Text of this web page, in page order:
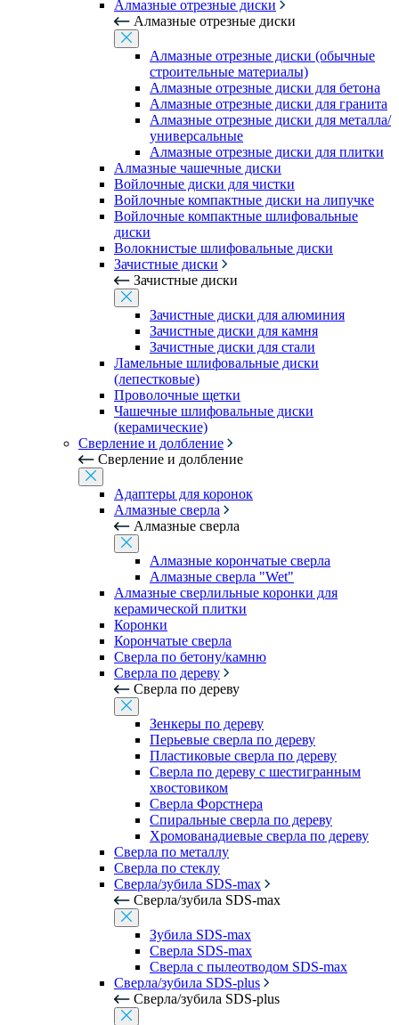
Алмазные отрезные диски
Алмазные отрезные диски
Алмазные отрезные диски (обычные
строительные материалы)
Алмазные отрезные диски для бетона
Алмазные отрезные диски для гранита
Алмазные отрезные диски для металла/
универсальные
Алмазные отрезные диски для плитки
Алмазные чашечные диски
Войлочные диски для чистки
Войлочные компактные диски на липучке
Войлочные компактные шлифовальные
диски
Волокнистые шлифовальные диски
Зачистные диски
Зачистные диски
Зачистные диски для алюминия
Зачистные диски для камня
Зачистные диски для стали
Ламельные шлифовальные диски
(лепестковые)
Проволочные щетки
Чашечные шлифовальные диски
(керамические)
Сверление и долбление
Сверление и долбление
Адаптеры для коронок
Алмазные сверла
Алмазные сверла
Алмазные корончатые сверла
Алмазные сверла "Wet"
Алмазные сверлильные коронки для
керамической плитки
Коронки
Корончатые сверла
Сверла по бетону/камню
Сверла по дереву
Сверла по дереву
Зенкеры по дереву
Перьевые сверла по дереву
Пластиковые сверла по дереву
Сверла по дереву с шестигранным
хвостовиком
Сверла Форстнера
Спиральные сверла по дереву
Хромованадиевые сверла по дереву
Сверла по металлу
Сверла по стеклу
Сверла/зубила SDS-max
Сверла/зубила SDS-max
Зубила SDS-max
Сверла SDS-max
Сверла с пылеотводом SDS-max
Сверла/зубила SDS-plus
Сверла/зубила SDS-plus